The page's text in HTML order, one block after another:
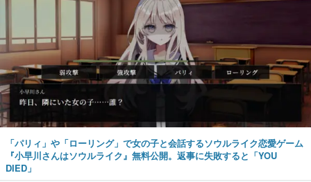
「パリィ」や「ローリング」で女の子と会話するソウルライク恋愛ゲーム
『小早川さんはソウルライク』無料公開。返事に失敗すると「YOU
DIED」